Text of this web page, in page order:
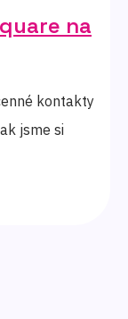
na
kontakty
jsme si